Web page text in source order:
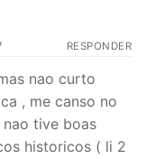
RESPONDER
nao curto
, me canso no
tive boas
historicos ( li 2